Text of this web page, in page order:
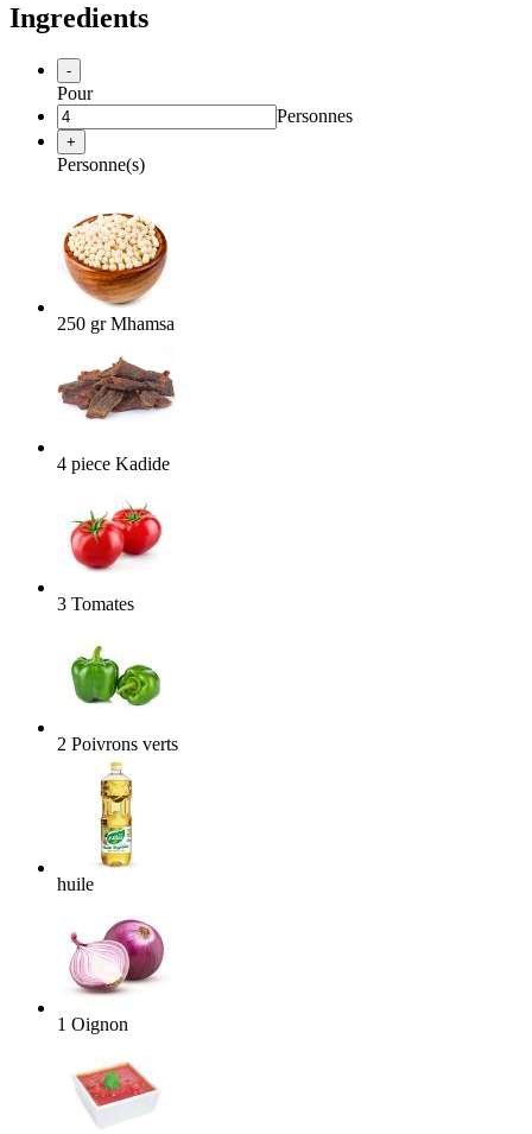
Ingredients
-
Pour
Personnes
+
Personne(s)
250 gr Mhamsa
4 piece Kadide
3 Tomates
2 Poivrons verts
huile
1 Oignon